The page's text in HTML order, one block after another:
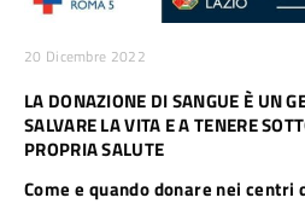
20 Dicembre 2022
LA DONAZIONE DI SANGUE È UN
SALVARE LA VITA E A TENERE
PROPRIA SALUTE
Come e quando donare nei centri